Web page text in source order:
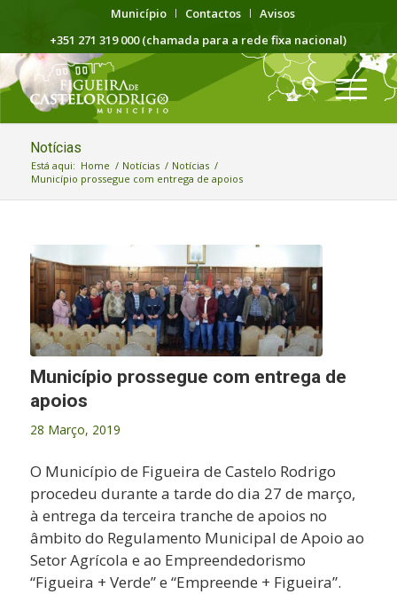
Município Contactos
Avisos
+351 271 319 000 (chamada para a rede fixa nacional)
Notícias
Está aqui: Home / Notícias / Notícias /
Município prossegue com entrega de apoios
Município prossegue com entrega de
apoios
28 Março, 2019
O Município de Figueira de Castelo Rodrigo
procedeu durante a tarde do dia 27 de março,
à entrega da terceira tranche de apoios no
âmbito do Regulamento Municipal de Apoio ao
Setor Agrícola e ao Empreendedorismo
“Figueira + Verde” e “Empreende + Figueira”.